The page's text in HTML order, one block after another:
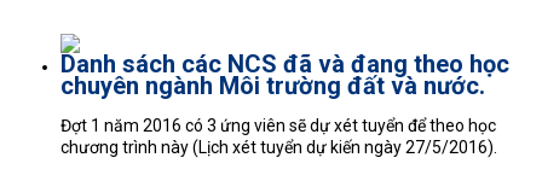
Danh sách các NCS đã và đang theo học
chuyên ngành Môi trường đất và nước.
Đợt 1 năm 2016 có 3 ứng viên sẽ dự xét tuyển để theo học
chương trình này (Lịch xét tuyển dự kiến ngày 27/5/2016).